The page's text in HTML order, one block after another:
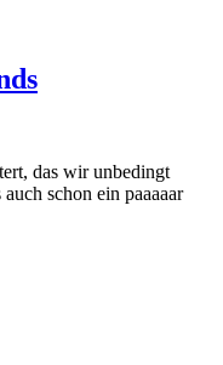
das wir unbedingt
schon ein paaaaar